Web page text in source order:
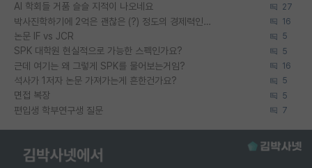
AI 학회들 거품 슬슬 지적이 나오네요 27
박사진학하기에 2억은 괜찮은 (?) 정도의 경제력인가요 16
논문 IF vs JCR 5
SPK 대학원 현실적으로 가능한 스펙인가요? 5
근데 여기는 왜 그렇게 SPK를 물어보는거임? 16
석사가 1저자 논문 가져가는게 흔한건가요? 5
면접 복장 5
편입생 학부연구생 질문 7